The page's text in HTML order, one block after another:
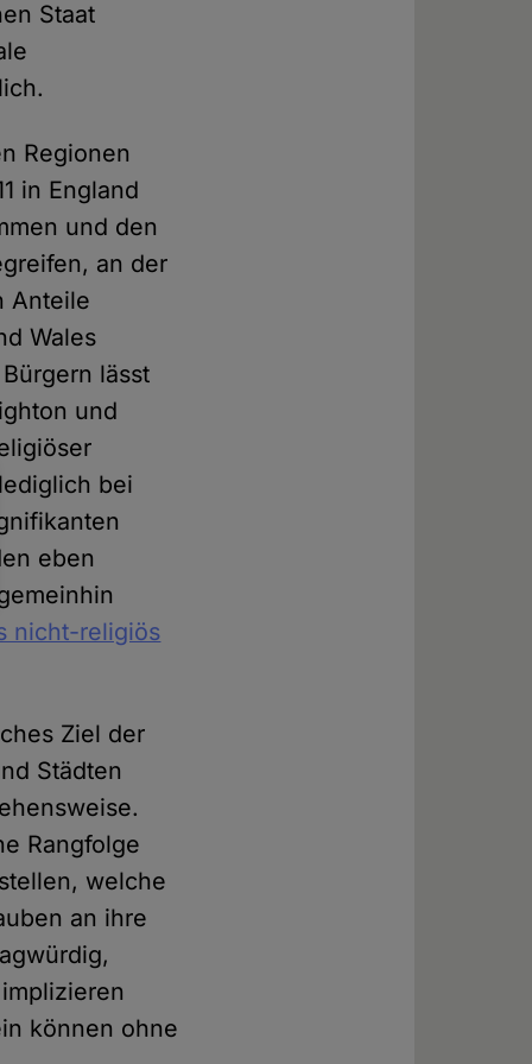
Staat
Regionen
in England
und den
an der
Anteile
Wales
lässt
und
bei
eben
nicht-religiös
Ziel der
Städten
Rangfolge
welche
an ihre
können ohne